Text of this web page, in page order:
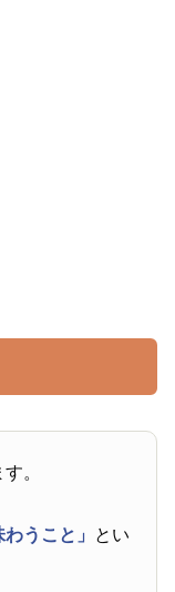
。
うこと」 とい